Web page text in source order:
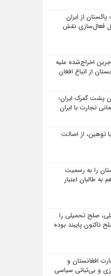
از ایران
فعال‌سازی نقش
اخراج‌شده علیه
از اتباع افغان
پشت گمرک ایران؛
تجارت با ایران
توهین، از اصالت
را به رسمیت
طالبان اعتبار
صلح تحمیلی را
تاکنون پایبند بوده
تجارت افغانستان و
و بی‌ثباتی سیاسی